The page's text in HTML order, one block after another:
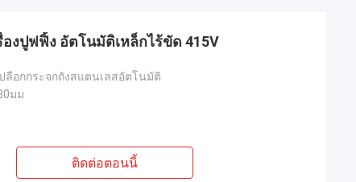
องปูฟฟิ้ง อัตโนมัติเหล็กไร้ขัด 415V
ลือกกระจกถังสแตนเลสอัตโนมัติ
มม
ติดต่อตอนนี้